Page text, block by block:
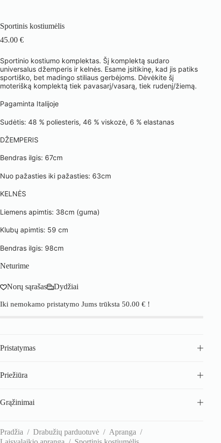
Sportinis kostiumėlis
45.00 €
Sportinio kostiumo komplektas. Šį komplektą sudaro
universalus džemperis ir kelnės. Esame įsitikinę, kad jis patiks
sportiško, bet madingo stiliaus gerbėjoms. Dėvėkite šį
moterišką komplektą tiek pavasarį/vasarą, tiek rudenį/žiemą.
Pagaminta Italijoje
Sudėtis: 48 % poliesteris, 46 % viskozė, 6 % elastanas
DŽEMPERIS
Bendras ilgis: 67cm
Nuo pažasties iki pažasties: 63cm
KELNĖS
Liemens apimtis: 38cm (guma)
Klubų apimtis: 59 cm
Bendras ilgis: 98cm
Neturime
Norų sąrašas Dydžiai
Iki nemokamo pristatymo Jums trūksta 50.00 € !
Pristatymas
Priežiūra
Grąžinimai
Pradžia / Drabužių parduotuvė / Apranga /